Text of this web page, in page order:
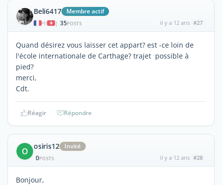
Beli6417 Membre actif
| 35POSTS il y a 12 ans #27
Quand désirez vous laisser cet appart? est -ce loin de
l'école internationale de Carthage? trajet possible à
pied?
merci,
Cdt.
Réagir Répondre
O osiris12
Invité
0POSTS il y a 12 ans #28
Bonjour,